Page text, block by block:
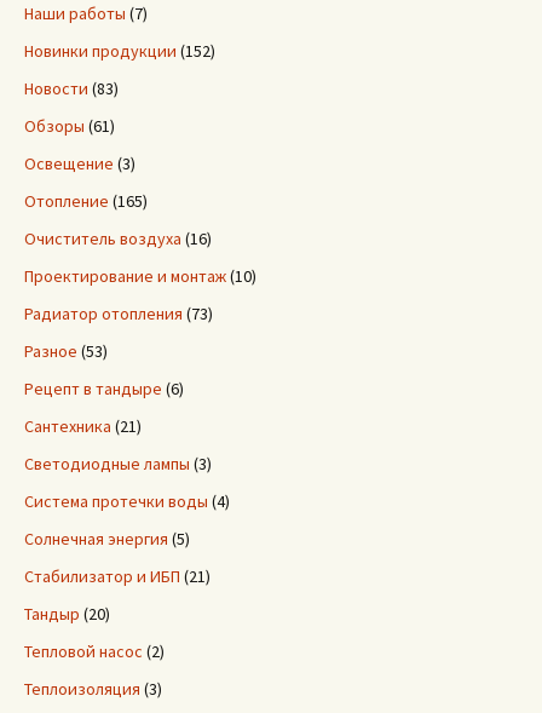
Наши работы (7)
Новинки продукции (152)
Новости (83)
Обзоры (61)
Освещение (3)
Отопление (165)
Очиститель воздуха (16)
Проектирование и монтаж(10)
Радиатор отопления (73)
Разное (53)
Рецепт в тандыре (6)
Сантехника (21)
Светодиодные лампы (3)
Система протечки воды (4)
Солнечная энергия (5)
Стабилизатор и ИБП (21)
Тандыр (20)
Тепловой насос (2)
Теплоизоляция (3)